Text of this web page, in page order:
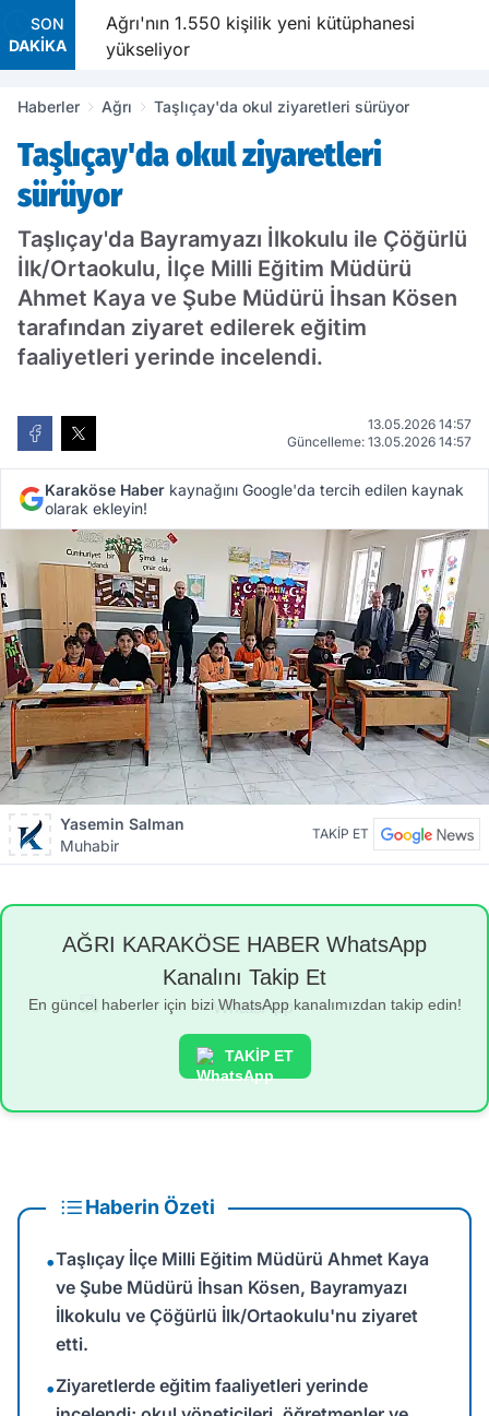
SON
DAKİKA
Ağrı'nın 1.550 kişilik yeni kütüphanesi
yükseliyor
Haberler Ağrı Taşlıçay'da okul ziyaretleri sürüyor
Taşlıçay'da okul ziyaretleri
sürüyor
Taşlıçay'da Bayramyazı İlkokulu ile Çöğürlü
İlk/Ortaokulu, İlçe Milli Eğitim Müdürü
Ahmet Kaya ve Şube Müdürü İhsan Kösen
tarafından ziyaret edilerek eğitim
faaliyetleri yerinde incelendi.
13.05.2026 14:57
Güncelleme: 13.05.2026 14:57
Karaköse Haber kaynağını Google'da tercih edilen kaynak
olarak ekleyin!
Yasemin Salman
Muhabir
TAKİP ET
AĞRI KARAKÖSE HABER WhatsApp
Kanalını Takip Et
En güncel haberler için bizi WhatsApp kanalımızdan takip edin!
TAKİP ET
Haberin Özeti
•Taşlıçay İlçe Milli Eğitim Müdürü Ahmet Kaya
ve Şube Müdürü İhsan Kösen, Bayramyazı
İlkokulu ve Çöğürlü İlk/Ortaokulu'nu ziyaret
etti.
•Ziyaretlerde eğitim faaliyetleri yerinde